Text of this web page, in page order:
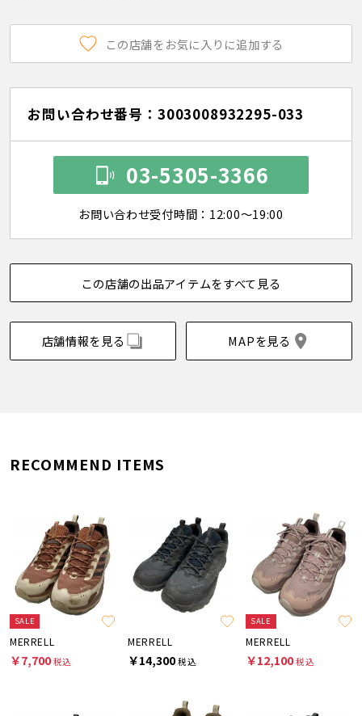
この店舗をお気に入りに追加する
お問い合わせ番号：3003008932295-033
03-5305-3366
お問い合わせ受付時間：12:00～19:00
この店舗の出品アイテムをすべて見る
店舗情報を見る MAPを見る
RECOMMEND ITEMS
SALE
MERRELL
￥7,700税込
MERRELL
￥14,300税込
SALE
MERRELL
￥12,100税込